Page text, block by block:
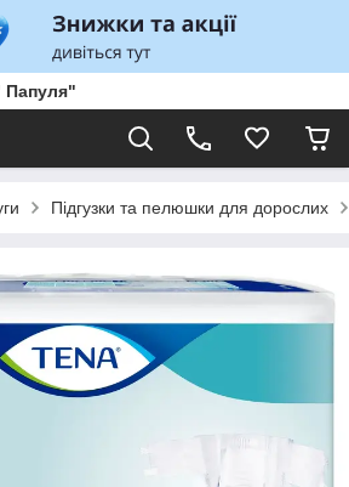
Папуля"
Підгузки та пелюшки для дорослих